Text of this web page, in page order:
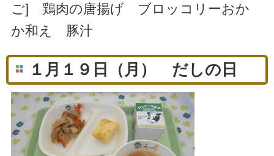
ご] 鶏肉の唐揚げ ブロッコリーおか
か和え 豚汁
１月１９日（月） だしの日